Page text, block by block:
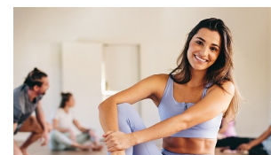
interiorul casei tale. Te va face să vrei
trecătoare ale iernii să dureze mai mult